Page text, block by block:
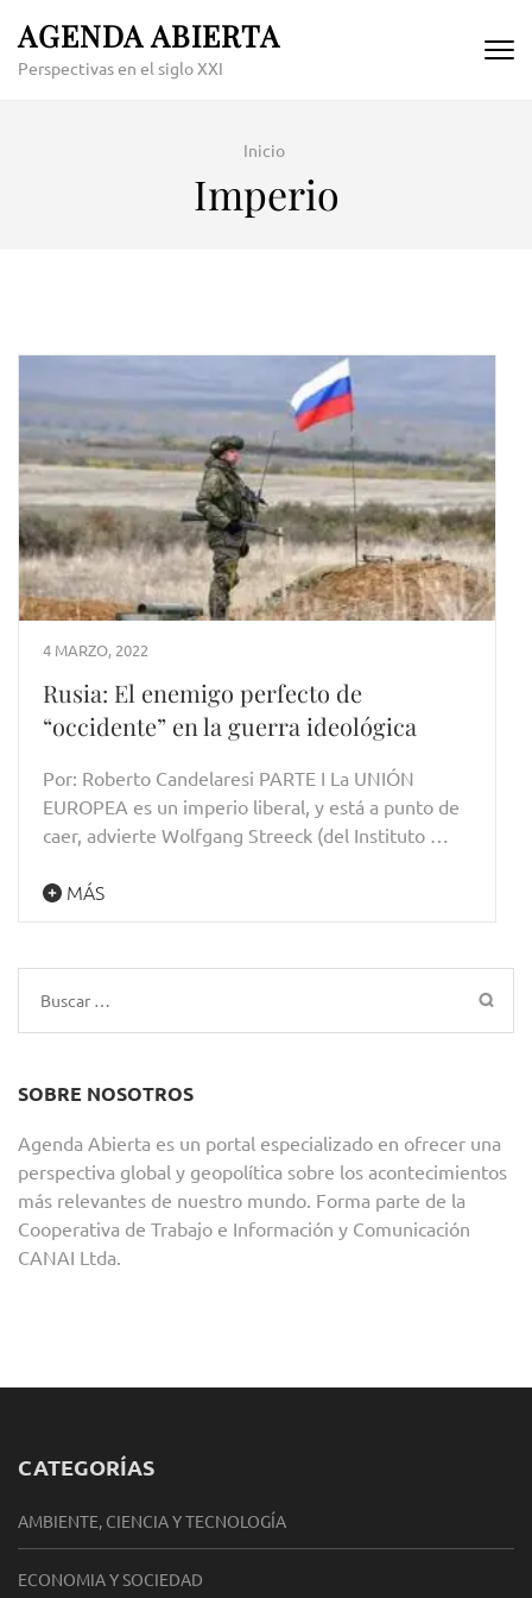
content
AGENDA ABIERTA
Perspectivas en el siglo XXI
Inicio
Imperio
4 MARZO, 2022
Rusia: El enemigo perfecto de
“occidente” en la guerra ideológica
Por: Roberto Candelaresi PARTE I La UNIÓN
EUROPEA es un imperio liberal, y está a punto de
caer, advierte Wolfgang Streeck (del Instituto …
MÁS
Buscar:
SOBRE NOSOTROS
Agenda Abierta es un portal especializado en ofrecer una
perspectiva global y geopolítica sobre los acontecimientos
más relevantes de nuestro mundo. Forma parte de la
Cooperativa de Trabajo e Información y Comunicación
CANAI Ltda.
CATEGORÍAS
AMBIENTE, CIENCIA Y TECNOLOGÍA
ECONOMIA Y SOCIEDAD